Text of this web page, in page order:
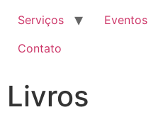
Serviços
Eventos
Contato
Livros